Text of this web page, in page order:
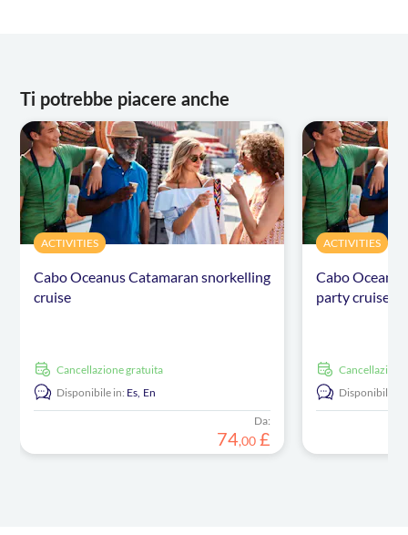
Ti potrebbe piacere anche
ACTIVITIES
Cabo Oceanus Catamaran snorkelling
cruise
Cancellazione gratuita
Disponibile in: Es, En
Da:
74,00 £
ACTIVITIES
Cabo
party cruise
Disponibile in: